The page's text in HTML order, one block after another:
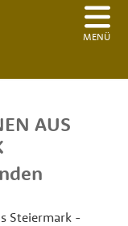
MENÜ
AUS
Steiermark -